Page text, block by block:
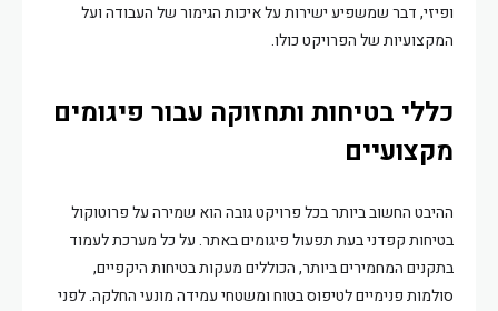
ופיזי, דבר שמשפיע ישירות על איכות הגימור של העבודה ועל
המקצועיות של הפרויקט כולו.
כללי בטיחות ותחזוקה עבור פיגומים
מקצועיים
ההיבט החשוב ביותר בכל פרויקט גובה הוא שמירה על פרוטוקול
בטיחות קפדני בעת תפעול פיגומים באתר. על כל מערכת לעמוד
בתקנים המחמירים ביותר, הכוללים מעקות בטיחות היקפיים,
סולמות פנימיים לטיפוס בטוח ומשטחי עמידה מונעי החלקה. לפני